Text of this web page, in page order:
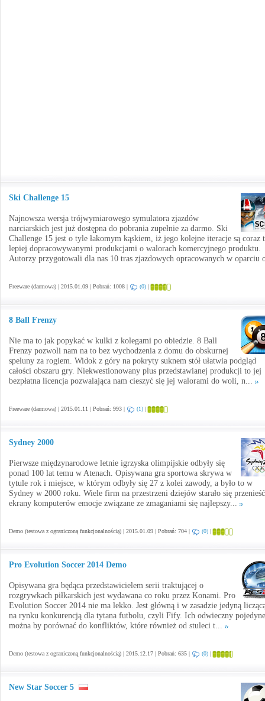
Ski Challenge 15
Najnowsza wersja trójwymiarowego symulatora zjazdów
narciarskich jest już dostępna do pobrania zupełnie za darmo. Ski
Challenge 15 jest o tyle łakomym kąskiem, iż jego kolejne iteracje są coraz
lepiej dopracowywanymi produkcjami o walorach komercyjnego produktu.
Autorzy przygotowali dla nas 10 tras zjazdowych opracowanych w oparciu
Freeware (darmowa) | 2015.01.09 | Pobrań: 1008 | (0) |
8 Ball Frenzy
Nie ma to jak popykać w kulki z kolegami po obiedzie. 8 Ball
Frenzy pozwoli nam na to bez wychodzenia z domu do obskurnej
speluny za rogiem. Widok z góry na pokryty suknem stół ułatwia podgląd
całości obszaru gry. Niekwestionowany plus przedstawianej produkcji to jej
bezpłatna licencja pozwalająca nam cieszyć się jej walorami do woli, n...
Freeware (darmowa) | 2015.01.11 | Pobrań: 993 | (1) |
Sydney 2000
Pierwsze międzynarodowe letnie igrzyska olimpijskie odbyły się
ponad 100 lat temu w Atenach. Opisywana gra sportowa skrywa w
tytule rok i miejsce, w którym odbyły się 27 z kolei zawody, a było to w
Sydney w 2000 roku. Wiele firm na przestrzeni dziejów starało się
ekrany komputerów emocje związane ze zmaganiami się najlepszy...
Demo (testowa z ograniczoną funkcjonalnością) | 2015.01.09 | Pobrań: 704 | (0) |
Pro Evolution Soccer 2014 Demo
Opisywana gra będąca przedstawicielem serii traktującej o
rozgrywkach piłkarskich jest wydawana co roku przez Konami. Pro
Evolution Soccer 2014 nie ma lekko. Jest główną i w zasadzie jedyną
na rynku konkurencją dla tytana futbolu, czyli Fify. Ich odwieczny
można by porównać do konfliktów, które również od stuleci t...
Demo (testowa z ograniczoną funkcjonalnością) | 2015.12.17 | Pobrań: 635 | (0) |
New Star Soccer 5